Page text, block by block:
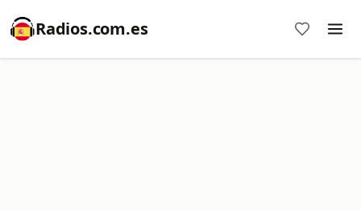
Radios.com.es